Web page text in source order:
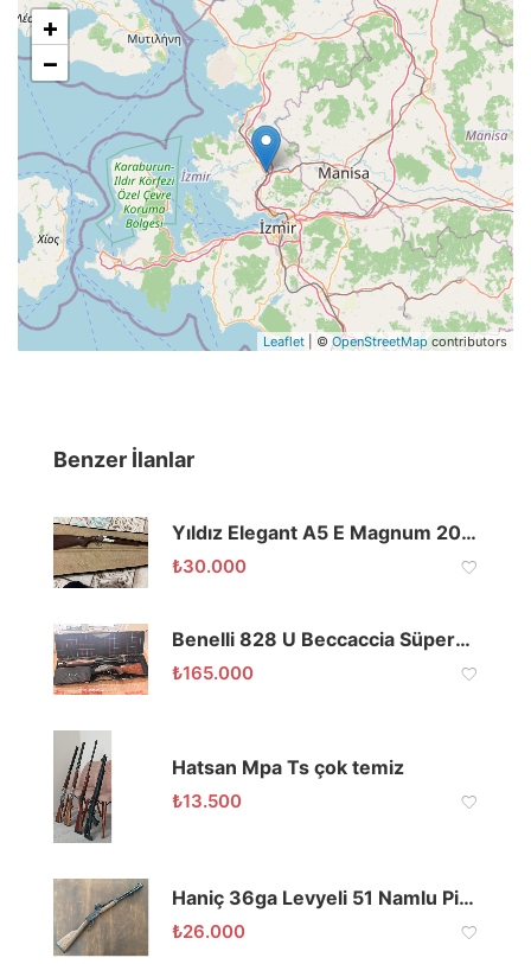
+
−
Leaflet | © OpenStreetMap contributors
Benzer İlanlar
Yıldız Elegant A5 E Magnum 20 Kalibre 66 Namlu
₺30.000
Benelli 828 U Beccaccia Süperpoze Av Tüfeği
₺165.000
Hatsan Mpa Ts çok temiz
₺13.500
Haniç 36ga Levyeli 51 Namlu Picatinny Raylı
₺26.000